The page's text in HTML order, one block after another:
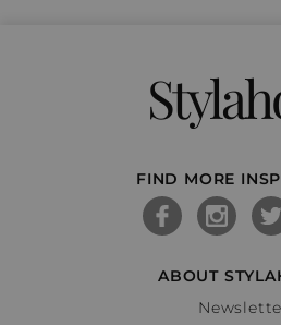
FIND MORE
ABOUT